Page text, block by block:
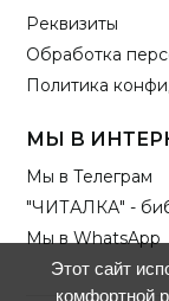
Реквизиты
Обработка
Политика
МЫ В
Мы в Телеграм
"ЧИТАЛКА" -
Мы в WhatsApp
Этот сайт
комфортной